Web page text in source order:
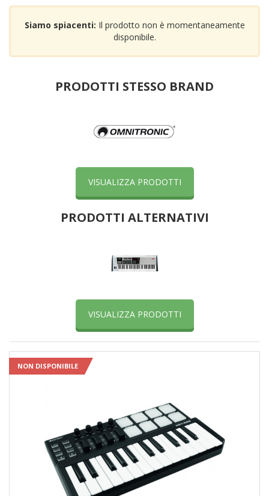
Siamo spiacenti: Il prodotto non è momentaneamente
disponibile.
PRODOTTI STESSO BRAND
VISUALIZZA PRODOTTI
PRODOTTI ALTERNATIVI
VISUALIZZA PRODOTTI
NON DISPONIBILE